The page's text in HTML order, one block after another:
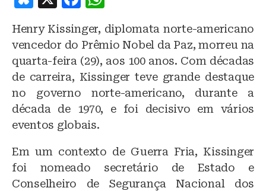
e
s
k
y
c
e
b
o
o
k
at
s
A
p
p
Henry Kissinger, diplomata norte-americano
vencedor do Prêmio Nobel da Paz, morreu na
quarta-feira (29), aos 100 anos. Com décadas
de carreira, Kissinger teve grande destaque
no governo norte-americano, durante a
década de 1970, e foi decisivo em vários
eventos globais.
Em um contexto de Guerra Fria, Kissinger
foi nomeado secretário de Estado e
Conselheiro de Segurança Nacional dos